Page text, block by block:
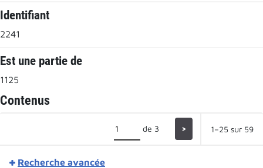
Identifiant
2241
Est une partie de
1125
Contenus
de 3 > 1–25 sur 59
Recherche avancée